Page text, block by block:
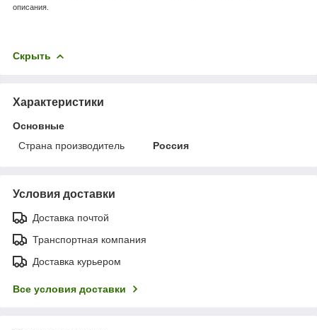
описания.
Скрыть
Характеристики
Основные
Страна производитель
Россия
Условия доставки
Доставка почтой
Транспортная компания
Доставка курьером
Все условия доставки